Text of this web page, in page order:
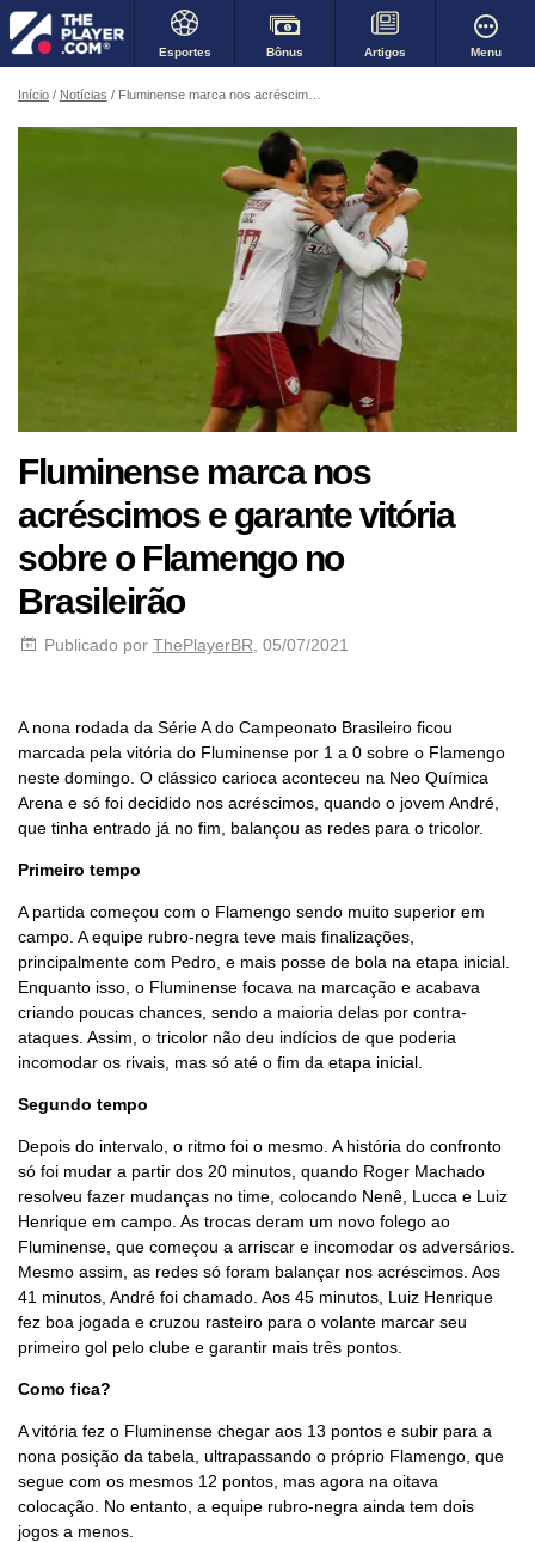
Esportes Bônus Artigos Menu
Início Notícias Fluminense marca nos acréscimos e garante vitória sobre o Flamengo no Brasileirão
Fluminense marca nos
acréscimos e garante vitória
sobre o Flamengo no
Brasileirão
Publicado por ThePlayerBR , 05/07/2021
A nona rodada da Série A do Campeonato Brasileiro ficou
marcada pela vitória do Fluminense por 1 a 0 sobre o Flamengo
neste domingo. O clássico carioca aconteceu na Neo Química
Arena e só foi decidido nos acréscimos, quando o jovem André,
que tinha entrado já no fim, balançou as redes para o tricolor.
Primeiro tempo
A partida começou com o Flamengo sendo muito superior em
campo. A equipe rubro-negra teve mais finalizações,
principalmente com Pedro, e mais posse de bola na etapa inicial.
Enquanto isso, o Fluminense focava na marcação e acabava
criando poucas chances, sendo a maioria delas por contra-
ataques. Assim, o tricolor não deu indícios de que poderia
incomodar os rivais, mas só até o fim da etapa inicial.
Segundo tempo
Depois do intervalo, o ritmo foi o mesmo. A história do confronto
só foi mudar a partir dos 20 minutos, quando Roger Machado
resolveu fazer mudanças no time, colocando Nenê, Lucca e Luiz
Henrique em campo. As trocas deram um novo folego ao
Fluminense, que começou a arriscar e incomodar os adversários.
Mesmo assim, as redes só foram balançar nos acréscimos. Aos
41 minutos, André foi chamado. Aos 45 minutos, Luiz Henrique
fez boa jogada e cruzou rasteiro para o volante marcar seu
primeiro gol pelo clube e garantir mais três pontos.
Como fica?
A vitória fez o Fluminense chegar aos 13 pontos e subir para a
nona posição da tabela, ultrapassando o próprio Flamengo, que
segue com os mesmos 12 pontos, mas agora na oitava
colocação. No entanto, a equipe rubro-negra ainda tem dois
jogos a menos.